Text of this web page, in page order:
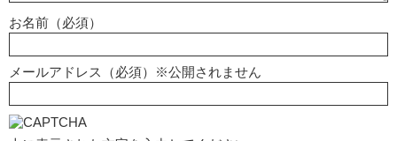
お名前（必須）
メールアドレス（必須）※公開されません